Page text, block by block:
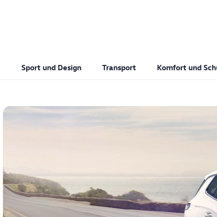
Sport und Design Transport Komfort und
Stage Teaser V2